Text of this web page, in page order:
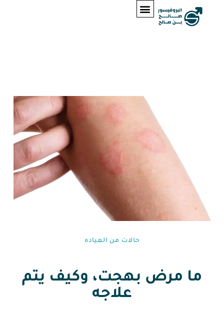
حالات من العياده⁩
ما مرض بهجت، وكيف يتم
علاجه